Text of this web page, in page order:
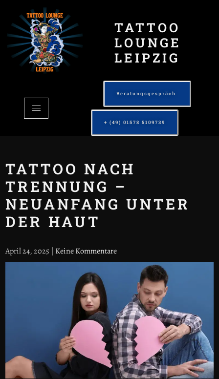
TATTOO
LOUNGE
LEIPZIG
Beratungsgespräch
+ (49) 01578 5109739
TATTOO NACH
TRENNUNG –
NEUANFANG UNTER
DER HAUT
April 24, 2025 | Keine Kommentare